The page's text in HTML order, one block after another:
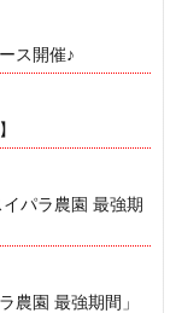
ス開催♪
パラ農園 最強期
農園 最強期間」